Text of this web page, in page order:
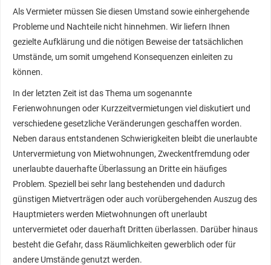
Als Vermieter müssen Sie diesen Umstand sowie einhergehende
Probleme und Nachteile nicht hinnehmen. Wir liefern Ihnen
gezielte Aufklärung und die nötigen Beweise der tatsächlichen
Umstände, um somit umgehend Konsequenzen einleiten zu
können.
In der letzten Zeit ist das Thema um sogenannte
Ferienwohnungen oder Kurzzeitvermietungen viel diskutiert und
verschiedene gesetzliche Veränderungen geschaffen worden.
Neben daraus entstandenen Schwierigkeiten bleibt die unerlaubte
Untervermietung von Mietwohnungen, Zweckentfremdung oder
unerlaubte dauerhafte Überlassung an Dritte ein häufiges
Problem. Speziell bei sehr lang bestehenden und dadurch
günstigen Mietverträgen oder auch vorübergehenden Auszug des
Hauptmieters werden Mietwohnungen oft unerlaubt
untervermietet oder dauerhaft Dritten überlassen. Darüber hinaus
besteht die Gefahr, dass Räumlichkeiten gewerblich oder für
andere Umstände genutzt werden.